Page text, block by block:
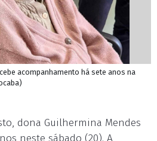
acompanhamento há sete anos na
dona Guilhermina Mendes
neste sábado (20). A